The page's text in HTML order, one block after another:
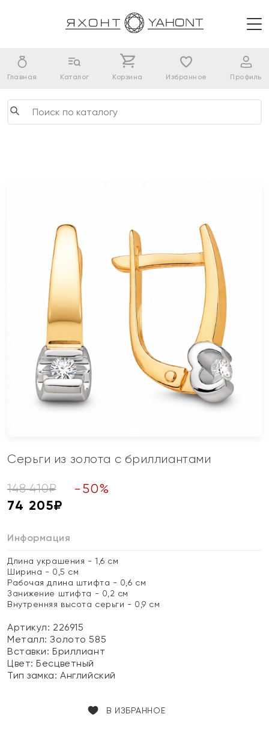
Главная Каталог Корзина Избранное Профиль
Серьги из золота с бриллиантами
148 410₽ - 50%
74 205₽
Информация
Длина украшения - 1,6 см
Ширина - 0,5 см
Рабочая длина штифта - 0,6 см
Занижение штифта - 0,2 см
Внутренняя высота серьги - 0,9 см
Артикул: 226915
Металл:Золото 585
Вставки:Бриллиант
Цвет:Бесцветный
Тип замка:Английский
В ИЗБРАННОЕ